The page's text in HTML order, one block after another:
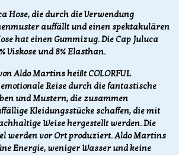
Hose, die durch die Verwendung
auffällt und einen spektakulären
hat einen Gummizug. Die Cap Juluca
Viskose und 8% Elasthan.
Aldo Martins heißt COLORFUL
emotionale Reise durch die fantastische
und Mustern, die zusammen
Kleidungsstücke schaffen, die mit
Weise hergestellt werden. Die
werden vor Ort produziert. Aldo Martins
Energie, weniger Wasser und keine